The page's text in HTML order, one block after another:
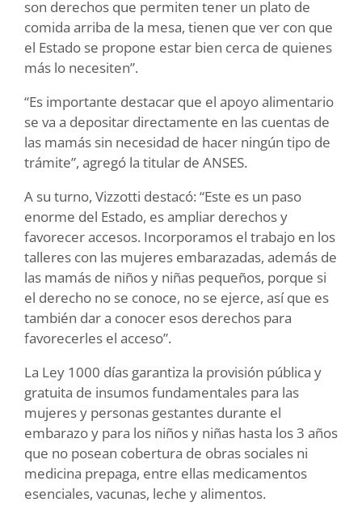
son derechos que permiten tener un plato de
comida arriba de la mesa, tienen que ver con que
el Estado se propone estar bien cerca de quienes
más lo necesiten”.
“Es importante destacar que el apoyo alimentario
se va a depositar directamente en las cuentas de
las mamás sin necesidad de hacer ningún tipo de
trámite”, agregó la titular de ANSES.
A su turno, Vizzotti destacó: “Este es un paso
enorme del Estado, es ampliar derechos y
favorecer accesos. Incorporamos el trabajo en los
talleres con las mujeres embarazadas, además de
las mamás de niños y niñas pequeños, porque si
el derecho no se conoce, no se ejerce, así que es
también dar a conocer esos derechos para
favorecerles el acceso”.
La Ley 1000 días garantiza la provisión pública y
gratuita de insumos fundamentales para las
mujeres y personas gestantes durante el
embarazo y para los niños y niñas hasta los 3 años
que no posean cobertura de obras sociales ni
medicina prepaga, entre ellas medicamentos
esenciales, vacunas, leche y alimentos.